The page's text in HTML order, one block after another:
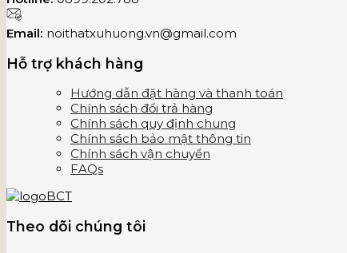
Email: noithatxuhuong.vn@gmail.com
Hỗ trợ khách hàng
Hướng dẫn đặt hàng và thanh toán
Chính sách đổi trả hàng
Chính sách quy định chung
Chính sách bảo mật thông tin
Chính sách vận chuyển
FAQs
Theo dõi chúng tôi